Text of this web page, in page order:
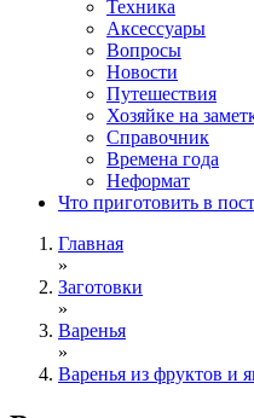
Техника
Аксессуары
Вопросы
Новости
Путешествия
Хозяйке на
Справочник
Времена года
Неформат
Что приготовить в пост
Главная
»
Заготовки
»
Варенья
»
Варенья из фруктов и